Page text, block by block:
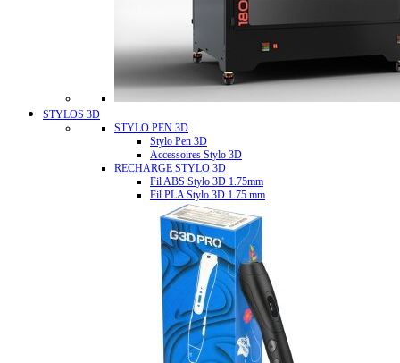
STYLOS 3D
STYLO PEN 3D
Stylo Pen 3D
Accessoires Stylo 3D
RECHARGE STYLO 3D
Fil ABS Stylo 3D 1.75mm
Fil PLA Stylo 3D 1.75 mm